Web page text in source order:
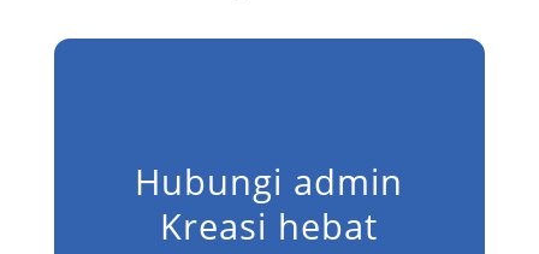
Hubungi admin
Kreasi hebat